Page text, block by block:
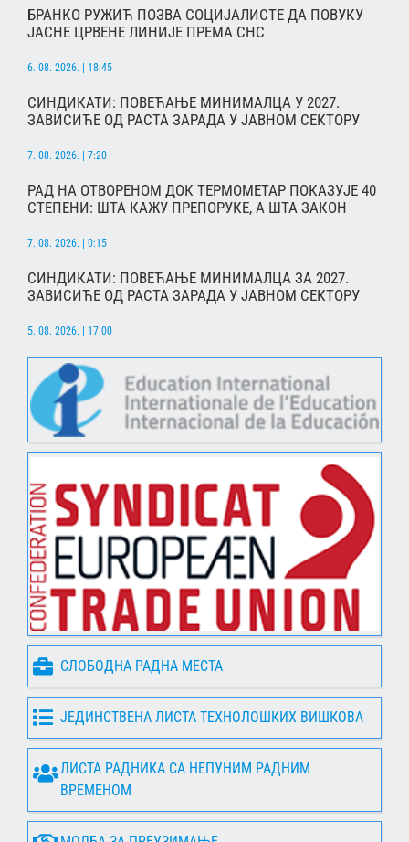
БРАНКО РУЖИЋ ПОЗВА СОЦИЈАЛИСТЕ ДА ПОВУКУ
ЈАСНЕ ЦРВЕНЕ ЛИНИЈЕ ПРЕМА СНС
6. 08. 2026. | 18:45
СИНДИКАТИ: ПОВЕЋАЊЕ МИНИМАЛЦА У 2027.
ЗАВИСИЋЕ ОД РАСТА ЗАРАДА У ЈАВНОМ СЕКТОРУ
7. 08. 2026. | 7:20
РАД НА ОТВОРЕНОМ ДОК ТЕРМОМЕТАР ПОКАЗУЈЕ 40
СТЕПЕНИ: ШТА КАЖУ ПРЕПОРУКЕ, А ШТА ЗАКОН
7. 08. 2026. | 0:15
СИНДИКАТИ: ПОВЕЋАЊЕ МИНИМАЛЦА ЗА 2027.
ЗАВИСИЋЕ ОД РАСТА ЗАРАДА У ЈАВНОМ СЕКТОРУ
5. 08. 2026. | 17:00
СЛОБОДНА РАДНА МЕСТА
ЈЕДИНСТВЕНА ЛИСТА ТЕХНОЛОШКИХ ВИШКОВА
ЛИСТА РАДНИКА СА НЕПУНИМ РАДНИМ
ВРЕМЕНОМ